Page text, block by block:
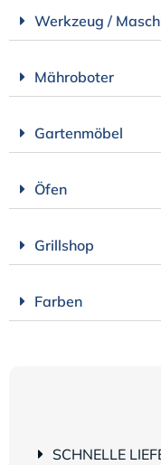
Werkzeug /
Mähroboter
Gartenmöbel
Öfen
Grillshop
Farben
SCHNELLE